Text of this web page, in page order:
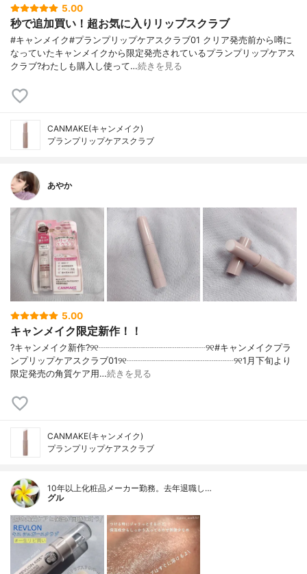
5.00
秒で追加買い！超お気に入りリップスクラブ
#キャンメイク#プランプリップケアスクラブ01 クリア発売前から噂に
なっていたキャンメイクから限定発売されているプランプリップケアス
クラブ?わたしも購入し使って…続きを見る
CANMAKE(キャンメイク)
プランプリップケアスクラブ
あやか
5.00
キャンメイク限定新作！！
?キャンメイク新作?୨୧┈┈┈┈┈┈┈┈┈┈┈┈୨୧#キャンメイクプラ
ンプリップケアスクラブ01୨୧┈┈┈┈┈┈┈┈┈┈┈┈୨୧1月下旬より
限定発売の角質ケア用…続きを見る
CANMAKE(キャンメイク)
プランプリップケアスクラブ
10年以上化粧品メーカー勤務。去年退職し…
グル